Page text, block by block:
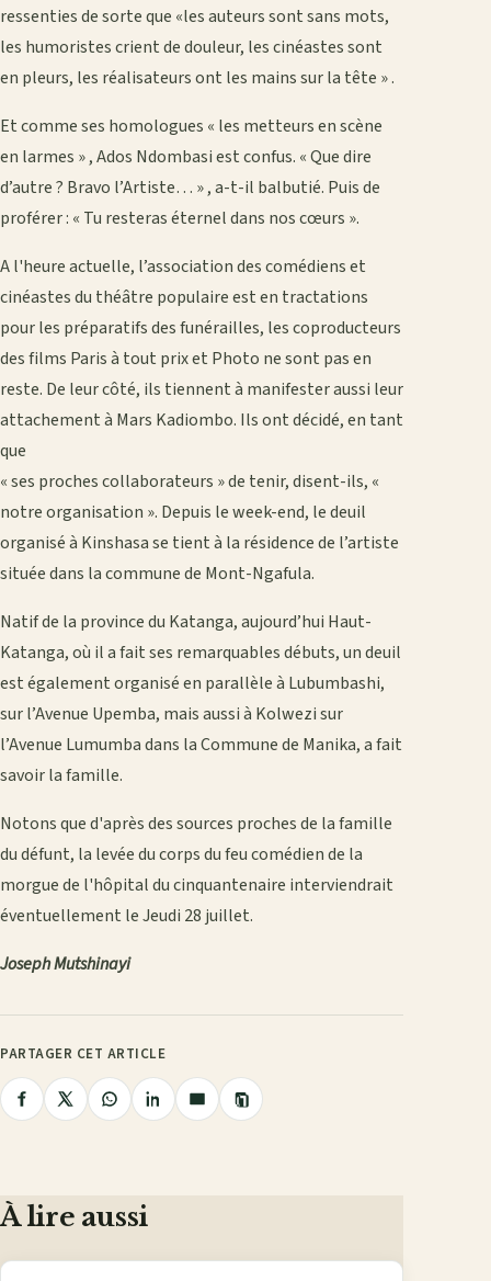
ressenties de sorte que «les auteurs sont sans mots,
les humoristes crient de douleur, les cinéastes sont
en pleurs, les réalisateurs ont les mains sur la tête » .
Et comme ses homologues « les metteurs en scène
en larmes » , Ados Ndombasi est confus. « Que dire
d’autre ? Bravo l’Artiste… » , a-t-il balbutié. Puis de
proférer : « Tu resteras éternel dans nos cœurs ».
A l'heure actuelle, l’association des comédiens et
cinéastes du théâtre populaire est en tractations
pour les préparatifs des funérailles, les coproducteurs
des films Paris à tout prix et Photo ne sont pas en
reste. De leur côté, ils tiennent à manifester aussi leur
attachement à Mars Kadiombo. Ils ont décidé, en tant
que
« ses proches collaborateurs » de tenir, disent-ils, «
notre organisation ». Depuis le week-end, le deuil
organisé à Kinshasa se tient à la résidence de l’artiste
située dans la commune de Mont-Ngafula.
Natif de la province du Katanga, aujourd’hui Haut-
Katanga, où il a fait ses remarquables débuts, un deuil
est également organisé en parallèle à Lubumbashi,
sur l’Avenue Upemba, mais aussi à Kolwezi sur
l’Avenue Lumumba dans la Commune de Manika, a fait
savoir la famille.
Notons que d'après des sources proches de la famille
du défunt, la levée du corps du feu comédien de la
morgue de l'hôpital du cinquantenaire interviendrait
éventuellement le Jeudi 28 juillet.
Joseph Mutshinayi
PARTAGER CET ARTICLE
PartagerPartagerPartagerPartagerPartager
Copier
le
À lire aussi